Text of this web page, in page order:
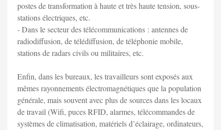
postes de transformation à haute et très haute tension, sous-
stations électriques, etc.
- Dans le secteur des télécommunications : antennes de
radiodiffusion, de télédiffusion, de téléphonie mobile,
stations de radars civils ou militaires, etc.
Enfin, dans les bureaux, les travailleurs sont exposés aux
mêmes rayonnements électromagnétiques que la population
générale, mais souvent avec plus de sources dans les locaux
de travail (Wifi, puces RFID, alarmes, télécommandes de
systèmes de climatisation, matériels d’éclairage, ordinateurs,